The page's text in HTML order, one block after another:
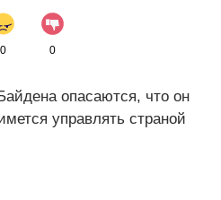
0 0
опасаются, что он
управлять страной